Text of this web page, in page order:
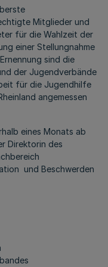
Mitglieder und
für die Wahlzeit der
einer Stellungnahme
sind die
der Jugendverbände
für die Jugendhilfe
angemessen
eines Monats ab
Direktorin des
und Beschwerden